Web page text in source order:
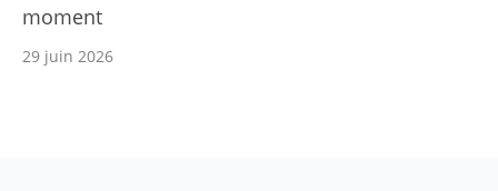
moment
29 juin 2026